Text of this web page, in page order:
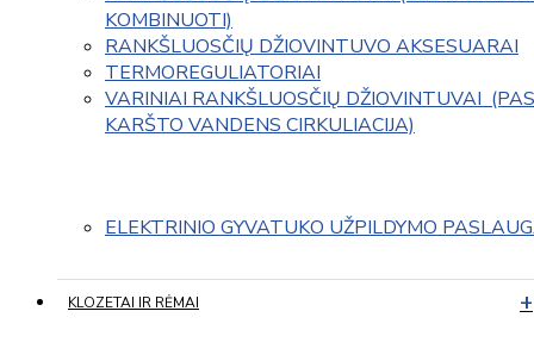
KOMBINUOTI)
RANKŠLUOSČIŲ DŽIOVINTUVO AKSESUARAI
TERMOREGULIATORIAI
VARINIAI RANKŠLUOSČIŲ DŽIOVINTUVAI
KARŠTO VANDENS CIRKULIACIJA)
ELEKTRINIO GYVATUKO UŽPILDYMO
KLOZETAI IR RĖMAI